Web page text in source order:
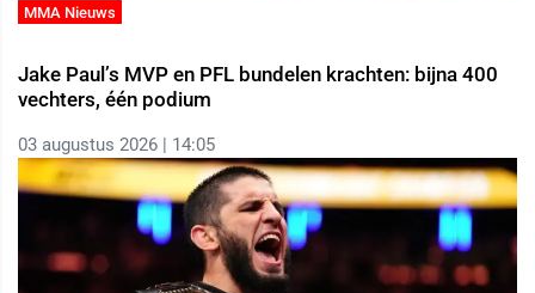
MMA Nieuws
Jake Paul’s MVP en PFL bundelen krachten: bijna 400
vechters, één podium
03 augustus 2026 | 14:05